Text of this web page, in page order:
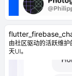
由社区驱动的活跃维
天UI。